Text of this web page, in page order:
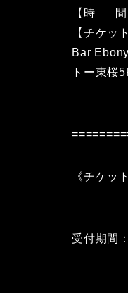
【
【チケ
Bar
ト
《チケッ
受付期間